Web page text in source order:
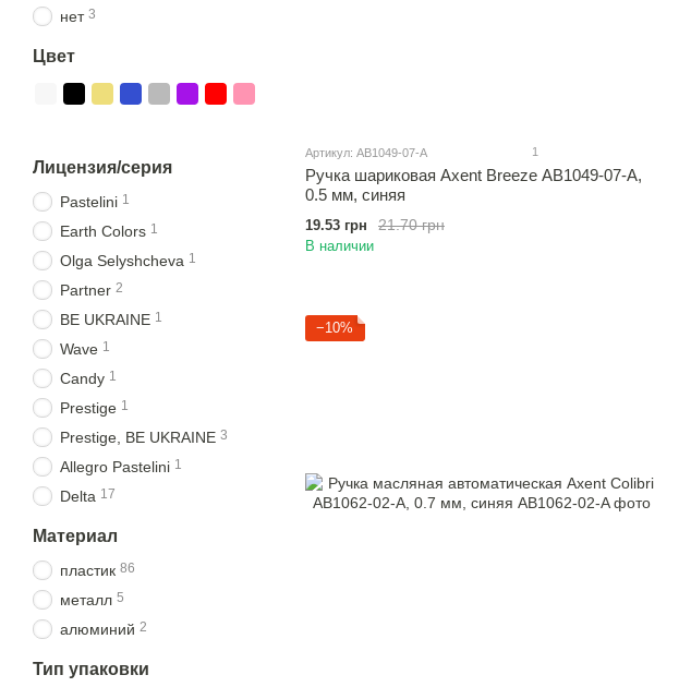
Артикул: AB1049-07-A 1
Ручка шариковая Axent Breeze AB1049-07-A,
0.5 мм, синяя
21.70 грн
19.53 грн
В наличии
−10%
нет 3
Цвет
Лицензия/серия
Pastelini 1
Earth Colors 1
Olga Selyshcheva 1
Partner 2
BE UKRAINE 1
Wave 1
Candy 1
Prestige 1
Prestige, BE UKRAINE 3
Allegro Pastelini 1
Delta 17
Материал
пластик 86
металл 5
алюминий 2
Тип упаковки